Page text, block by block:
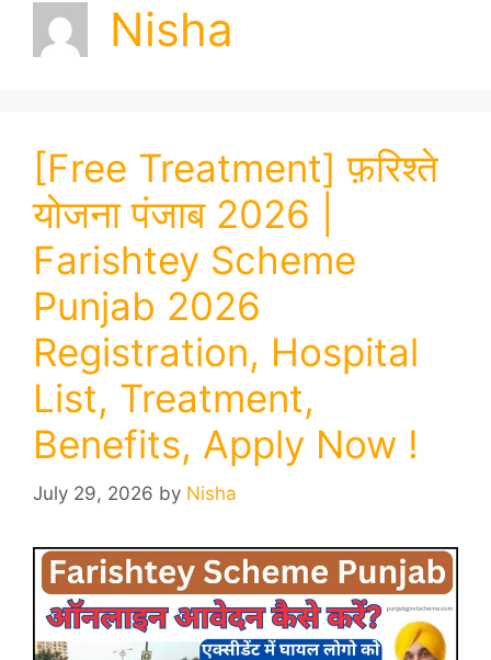
Nisha
[Free Treatment] फ़रिश्ते
योजना पंजाब 2026 |
Farishtey Scheme
Punjab 2026
Registration, Hospital
List, Treatment,
Benefits, Apply Now !
July 29, 2026 by Nisha